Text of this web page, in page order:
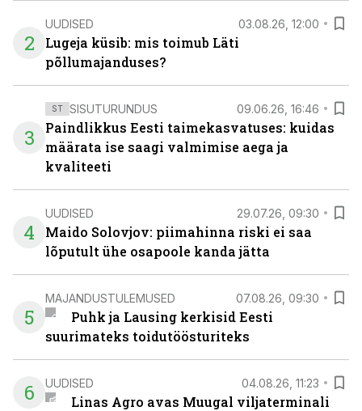
2
UUDISED 03.08.26, 12:00
Lugeja küsib: mis toimub Läti
põllumajanduses?
3
ST SISUTURUNDUS 09.06.26, 16:46
Paindlikkus Eesti taimekasvatuses: kuidas
määrata ise saagi valmimise aega ja
kvaliteeti
4
UUDISED 29.07.26, 09:30
Maido Solovjov: piimahinna riski ei saa
lõputult ühe osapoole kanda jätta
5
MAJANDUSTULEMUSED 07.08.26, 09:30
Puhk ja Lausing kerkisid Eesti
suurimateks toidutöösturiteks
6 UUDISED 04.08.26, 11:23
Linas Agro avas Muugal viljaterminali